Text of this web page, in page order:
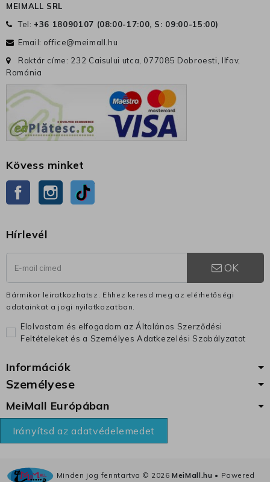
MEIMALL SRL
Tel: +36 18090107 (08:00-17:00, S: 09:00-15:00)
Email: office@meimall.hu
Raktár címe: 232 Caisului utca, 077085 Dobroesti, Ilfov,
Románia
Kövess minket
Facebook Instagram
Hírlevél
OK
Bármikor leiratkozhatsz. Ehhez keresd meg az elérhetőségi
adatainkat a jogi nyilatkozatban.
Elolvastam és elfogadom az Általános Szerződési
Feltételeket és a Személyes Adatkezelési Szabályzatot
Információk
Személyese
MeiMall Európában
Irányítsd az adatvédelemedet
Minden jog fenntartva © 2026MeiMall.hu • Powered